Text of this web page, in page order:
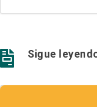
 Sigue